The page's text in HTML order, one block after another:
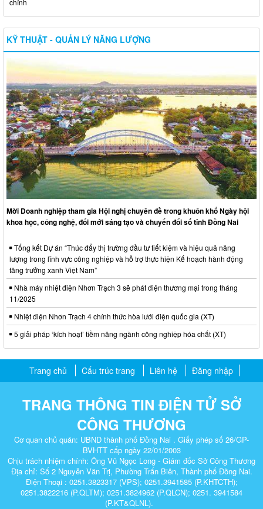
chỉnh
KỸ THUẬT - QUẢN LÝ NĂNG LƯỢNG
Mời Doanh nghiệp tham gia Hội nghị chuyên đề trong khuôn khổ Ngày hội
khoa học, công nghệ, đổi mới sáng tạo và chuyển đổi số tỉnh Đồng Nai
Tổng kết Dự án “Thúc đẩy thị trường đầu tư tiết kiệm và hiệu quả năng
lượng trong lĩnh vực công nghiệp và hỗ trợ thực hiện Kế hoạch hành động
tăng trưởng xanh Việt Nam”
Nhà máy nhiệt điện Nhơn Trạch 3 sẽ phát điện thương mại trong tháng
11/2025
Nhiệt điện Nhơn Trạch 4 chính thức hòa lưới điện quốc gia (XT)
5 giải pháp ‘kích hoạt’ tiềm năng ngành công nghiệp hóa chất (XT)
Trang chủ Cấu trúc trang Liên hệ Đăng nhập
TRANG THÔNG TIN ĐIỆN TỬ SỞ
CÔNG THƯƠNG
Cơ quan chủ quản: UBND thành phố Đồng Nai . Giấy phép số 26/GP-
BVHTT cấp ngày 22/01/2003
Chịu trách nhiệm chính: Ông Vũ Ngọc Long - Giám đốc Sở Công Thương
Địa chỉ: Số 2 Nguyễn Văn Trị, Phường Trấn Biên, Thành phố Đồng Nai.
Điện Thoại : 0251.3823317 (VPS); 0251.3941585 (P.KHTCTH);
0251.3822216 (P.QLTM); 0251.3824962 (P.QLCN); 0251. 3941584
(P.KT&QLNL).